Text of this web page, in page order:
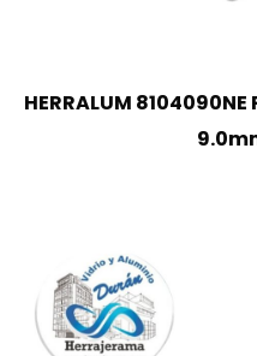
HERRALUM 8104090NE